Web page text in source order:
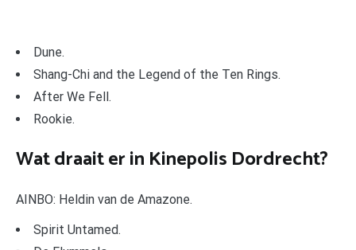
Dune.
Shang-Chi and the Legend of the Ten Rings.
After We Fell.
Rookie.
Wat draait er in Kinepolis Dordrecht?
AINBO: Heldin van de Amazone.
Spirit Untamed.